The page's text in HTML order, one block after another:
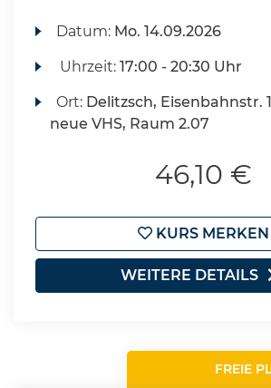
Datum: Mo. 14.09.2026
Uhrzeit:17:00 - 20:30 Uhr
Ort: Delitzsch, Eisenbahnstr.
neue VHS, Raum 2.07
46,10 €
KURS MERKEN
WEITERE DETAILS
FREIE